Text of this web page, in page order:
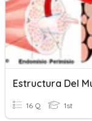
16 Q 1st